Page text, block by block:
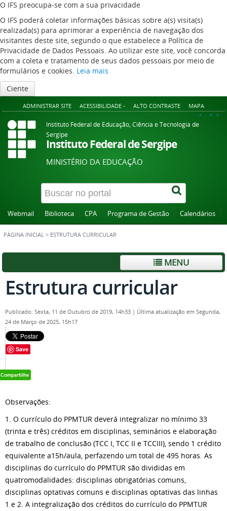
O IFS preocupa-se com a sua privacidade
O IFS poderá coletar informações básicas sobre a(s) visita(s)
realizada(s) para aprimorar a experiência de navegação dos
visitantes deste site, segundo o que estabelece a Política de
Privacidade de Dados Pessoais. Ao utilizar este site, você concorda
com a coleta e tratamento de seus dados pessoais por meio de
formulários e cookies. Leia mais
Ciente
ADMINISTRAR SITE ACESSIBILIDADE - ALTO CONTRASTE MAPA
A+ A A-
Instituto Federal de Educação, Ciência e Tecnologia de
Sergipe
Instituto Federal de Sergipe
MINISTÉRIO DA EDUCAÇÃO
Webmail Biblioteca CPA Programa de Gestão Calendários
PÁGINA INICIAL > ESTRUTURA CURRICULAR
MENU
Estrutura curricular
Publicado: Sexta, 11 de Outubro de 2019, 14h33 | Última atualização em Segunda,
24 de Março de 2025, 15h17
Save
Observações:
1. O currículo do PPMTUR deverá integralizar no mínimo 33
(trinta e três) créditos em disciplinas, seminários e elaboração
de trabalho de conclusão (TCC I, TCC II e TCCIII), sendo 1 crédito
equivalente a15h/aula, perfazendo um total de 495 horas. As
disciplinas do currículo do PPMTUR são divididas em
quatromodalidades: disciplinas obrigatórias comuns,
disciplinas optativas comuns e disciplinas optativas das linhas
1 e 2. A integralização dos créditos do currículo do PPMTUR